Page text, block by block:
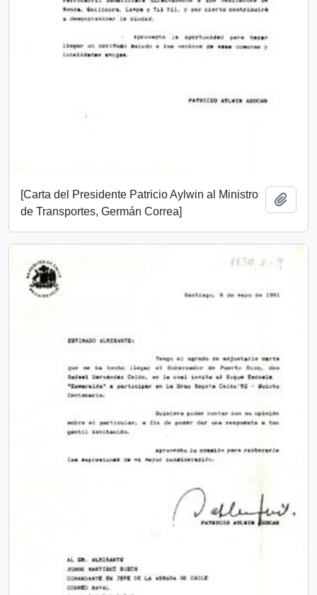
[Carta del Presidente Patricio Aylwin al Ministro
de Transportes, Germán Correa]